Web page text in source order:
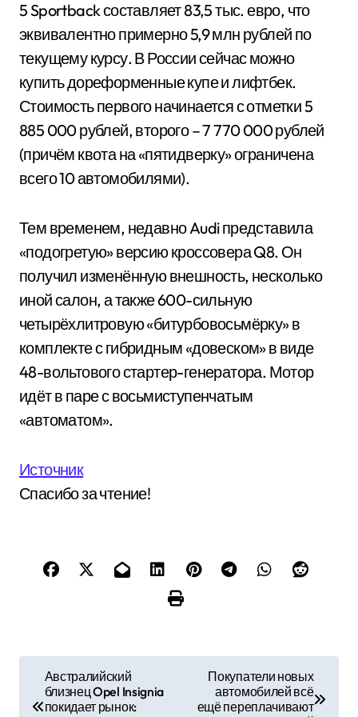
5 Sportback составляет 83,5 тыс. евро, что
эквивалентно примерно 5,9 млн рублей по
текущему курсу. В России сейчас можно
купить дореформенные купе и лифтбек.
Стоимость первого начинается с отметки 5
885 000 рублей, второго – 7 770 000 рублей
(причём квота на «пятидверку» ограничена
всего 10 автомобилями).
Тем временем, недавно Audi представила
«подогретую» версию кроссовера Q8. Он
получил изменённую внешность, несколько
иной салон, а также 600-сильную
четырёхлитровую «битурбовосьмёрку» в
комплекте с гибридным «довеском» в виде
48-вольтового стартер-генератора. Мотор
идёт в паре с восьмиступенчатым
«автоматом».
Источник
Спасибо за чтение!
Австралийский
близнец Opel Insignia
покидает рынок:
Покупатели новых
автомобилей всё
ещё переплачивают